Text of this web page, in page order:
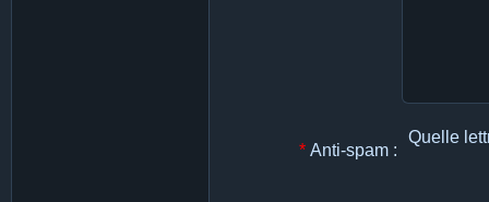
* Anti-spam :
Quelle